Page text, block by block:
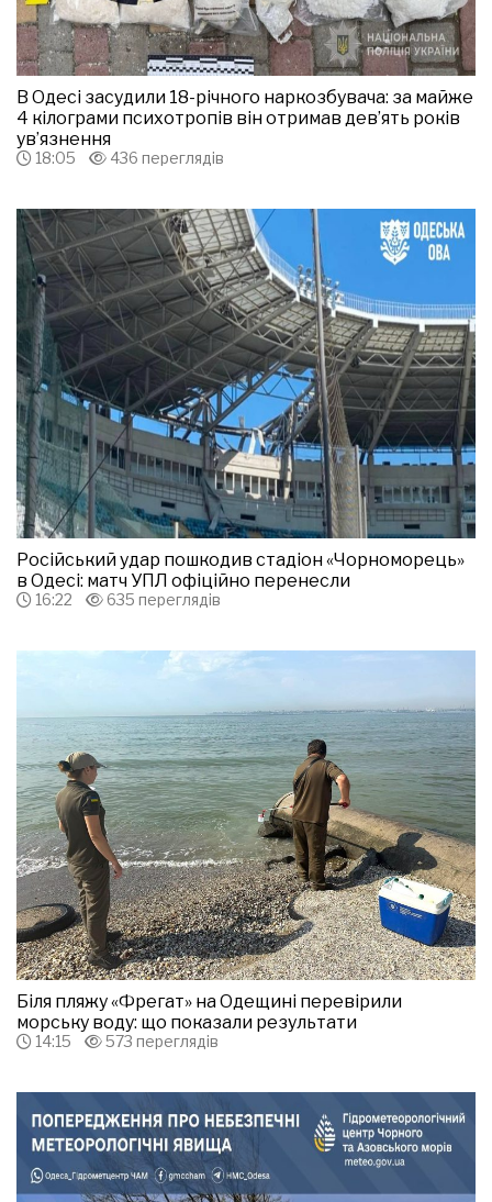
В Одесі засудили 18-річного наркозбувача: за майже
4 кілограми психотропів він отримав дев’ять років
ув’язнення
18:05 436 переглядів
Російський удар пошкодив стадіон «Чорноморець»
в Одесі: матч УПЛ офіційно перенесли
16:22 635 переглядів
Біля пляжу «Фрегат» на Одещині перевірили
морську воду: що показали результати
14:15 573 переглядів